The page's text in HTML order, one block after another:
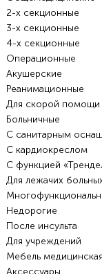
2-х секционные
3-х секционные
4-х секционные
Операционные
Акушерские
Реанимационные
Для скорой помощи
Больничные
С санитарным
С кардиокреслом
С функцией
Для лежачих
Недорогие
После инсульта
Для учреждений
Мебель медицинская